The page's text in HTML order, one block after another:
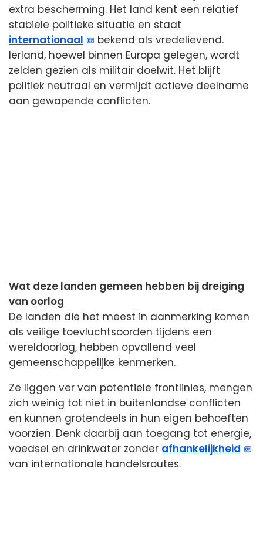
extra bescherming. Het land kent een relatief
stabiele politieke situatie en staat
internationaal
bekend als vredelievend.
Ierland, hoewel binnen Europa gelegen, wordt
zelden gezien als militair doelwit. Het blijft
politiek neutraal en vermijdt actieve deelname
aan gewapende conflicten.
Wat deze landen gemeen hebben bij dreiging
van oorlog
De landen die het meest in aanmerking komen
als veilige toevluchtsoorden tijdens een
wereldoorlog, hebben opvallend veel
gemeenschappelijke kenmerken.
Ze liggen ver van potentiële frontlinies, mengen
zich weinig tot niet in buitenlandse conflicten
en kunnen grotendeels in hun eigen behoeften
voorzien. Denk daarbij aan toegang tot energie,
voedsel en drinkwater zonder afhankelijkheid
van internationale handelsroutes.